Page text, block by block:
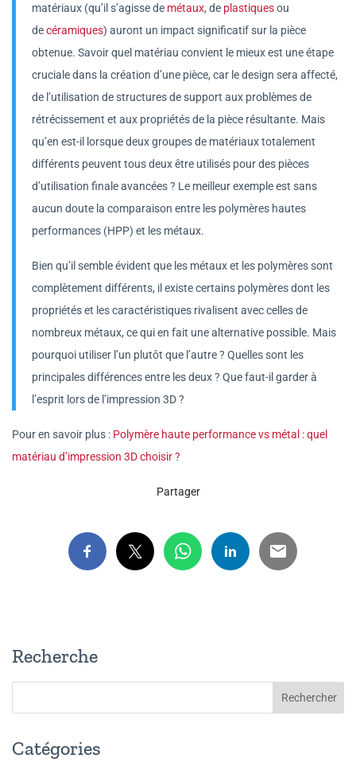
matériaux (qu’il s’agisse de métaux, de plastiquesou
decéramiques) auront un impact significatif sur la pièce
obtenue. Savoir quel matériau convient le mieux est une étape
cruciale dans la création d’une pièce, car le design sera affecté,
de l’utilisation de structures de support aux problèmes de
rétrécissement et aux propriétés de la pièce résultante. Mais
qu’en est-il lorsque deux groupes de matériaux totalement
différents peuvent tous deux être utilisés pour des pièces
d’utilisation finale avancées ? Le meilleur exemple est sans
aucun doute la comparaison entre les polymères hautes
performances (HPP) et les métaux.
Bien qu’il semble évident que les métaux et les polymères sont
complètement différents, il existe certains polymères dont les
propriétés et les caractéristiques rivalisent avec celles de
nombreux métaux, ce qui en fait une alternative possible. Mais
pourquoi utiliser l’un plutôt que l’autre ? Quelles sont les
principales différences entre les deux ? Que faut-il garder à
l’esprit lors de l’impression 3D ?
Pour en savoir plus : Polymère haute performance vs métal : quel
matériau d’impression 3D choisir ?
Partager
Recherche
Catégories